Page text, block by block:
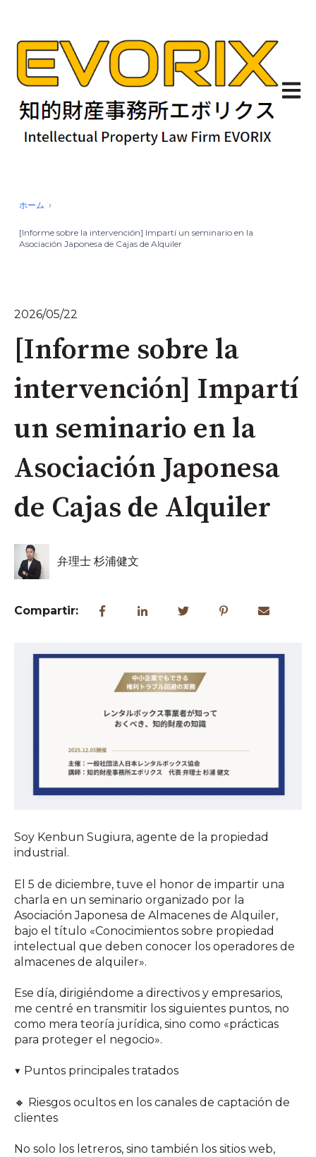
Abrir
ホーム
[Informe sobre la intervención] Impartí un seminario en la
Asociación Japonesa de Cajas de Alquiler
2026/05/22
[Informe sobre la
intervención] Impartí
un seminario en la
Asociación Japonesa
de Cajas de Alquiler
弁理士 杉浦健文
Compartir:
Soy Kenbun Sugiura, agente de la propiedad
industrial.
El 5 de diciembre, tuve el honor de impartir una
charla en un seminario organizado por la
Asociación Japonesa de Almacenes de Alquiler,
bajo el título «Conocimientos sobre propiedad
intelectual que deben conocer los operadores de
almacenes de alquiler».
Ese día, dirigiéndome a directivos y empresarios,
me centré en transmitir los siguientes puntos, no
como mera teoría jurídica, sino como «prácticas
para proteger el negocio».
▼ Puntos principales tratados
🔸 Riesgos ocultos en los canales de captación de
clientes
No solo los letreros, sino también los sitios web,